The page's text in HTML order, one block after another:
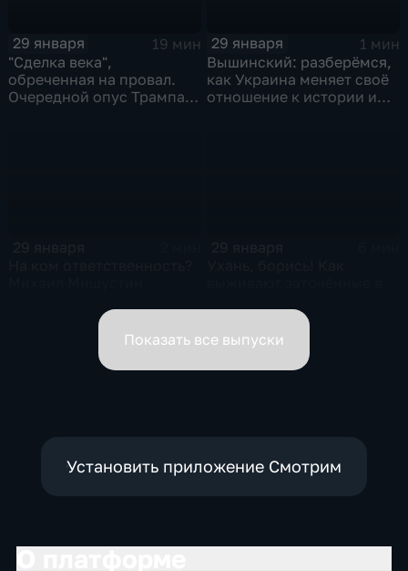
29 января
19 мин
"Сделка века",
обреченная на провал.
Очередной опус Трампа.
29 января
1 мин
Вышинский: разберёмся,
как Украина меняет своё
отношение к истории и
вице-премьеров
Показать все выпуски
Установить приложение Смотрим